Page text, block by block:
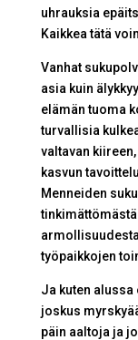
uhrauksia
Kaikkea tätä
Vanhat
asia kuin
elämän tuoma
turvallisia
valtavan
kasvun
Menneiden
työpaikkojen
Ja kuten
joskus
päin aaltoja ja